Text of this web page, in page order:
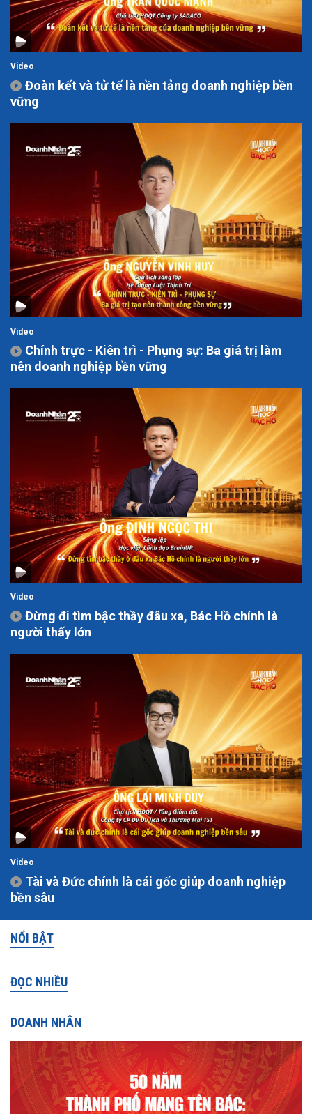
Video
Đoàn kết và tử tế là nền tảng doanh nghiệp bền
vững
Video
Chính trực - Kiên trì - Phụng sự: Ba giá trị làm
nên doanh nghiệp bền vững
Video
Đừng đi tìm bậc thầy đâu xa, Bác Hồ chính là
người thấy lớn
Video
Tài và Đức chính là cái gốc giúp doanh nghiệp
bền sâu
NỔI BẬT
ĐỌC NHIỀU
DOANH NHÂN